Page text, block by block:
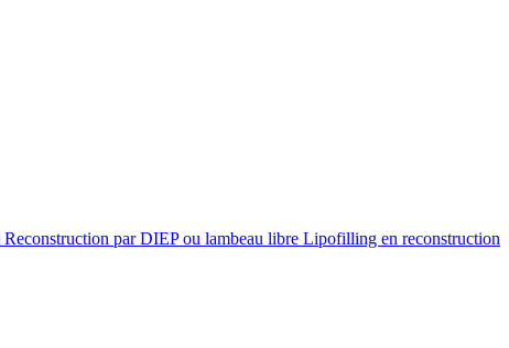
Reconstruction par DIEP ou lambeau libre Lipofilling en reconstruction